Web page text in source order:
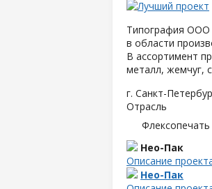
Типография ООО
в области
В ассортимент
металл, жемчуг,
г. Санкт-
Отрасль
Нео-Пак
Описание
Нео-Пак